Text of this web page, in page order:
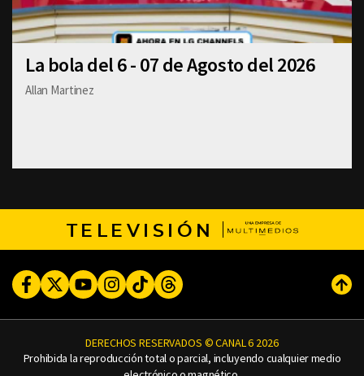
La bola del 6 - 07 de Agosto del 2026
Allan Martinez
TELEVISIÓN
FacebookTwitterYoutubeInstagram
TikTokThreads
DERECHOS RESERVADOS © CANAL 6 2026
Prohibida la reproducción total o parcial, incluyendo cualquier medio